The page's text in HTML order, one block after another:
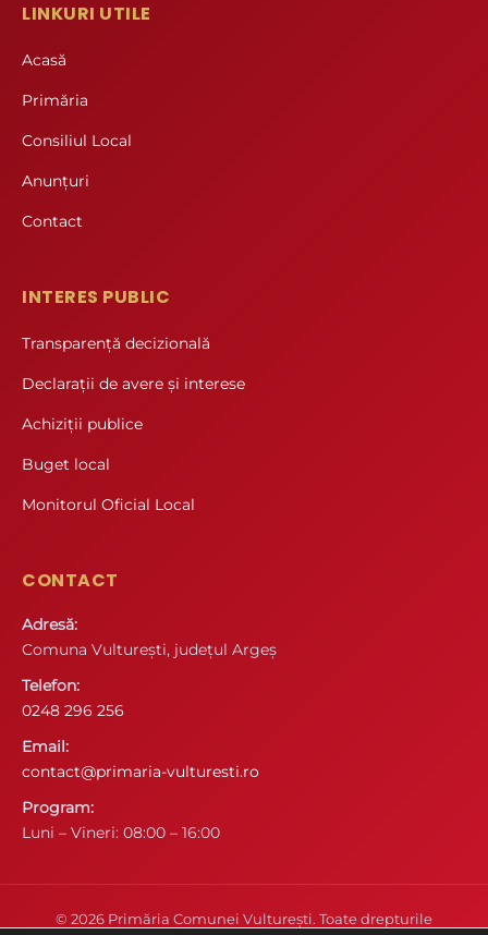
LINKURI UTILE
Acasă
Primăria
Consiliul Local
Anunțuri
Contact
INTERES PUBLIC
Transparență decizională
Declarații de avere și interese
Achiziții publice
Buget local
Monitorul Oficial Local
CONTACT
Adresă:
Comuna Vulturești, județul Argeș
Telefon:
0248 296 256
Email:
contact@primaria-vulturesti.ro
Program:
Luni – Vineri: 08:00 – 16:00
© 2026 Primăria Comunei Vulturești. Toate drepturile